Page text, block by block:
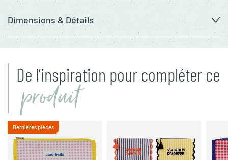
Dimensions & Détails
De l’inspiration pour compléter ce
produit
Dernières pièces